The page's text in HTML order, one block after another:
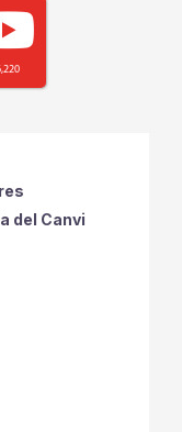
del Canvi